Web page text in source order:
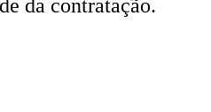
da contratação.